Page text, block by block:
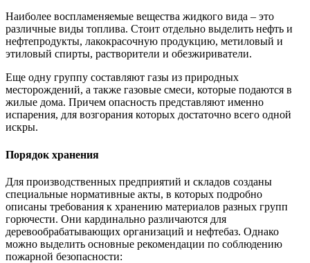
Наиболее воспламеняемые вещества жидкого вида – это
различные виды топлива. Стоит отдельно выделить нефть и
нефтепродукты, лакокрасочную продукцию, метиловый и
этиловый спирты, растворители и обезжириватели.
Еще одну группу составляют газы из природных
месторождений, а также газовые смеси, которые подаются в
жилые дома. Причем опасность представляют именно
испарения, для возгорания которых достаточно всего одной
искры.
Порядок хранения
Для производственных предприятий и складов созданы
специальные нормативные акты, в которых подробно
описаны требования к хранению материалов разных групп
горючести. Они кардинально различаются для
деревообрабатывающих организаций и нефтебаз. Однако
можно выделить основные рекомендации по соблюдению
пожарной безопасности: